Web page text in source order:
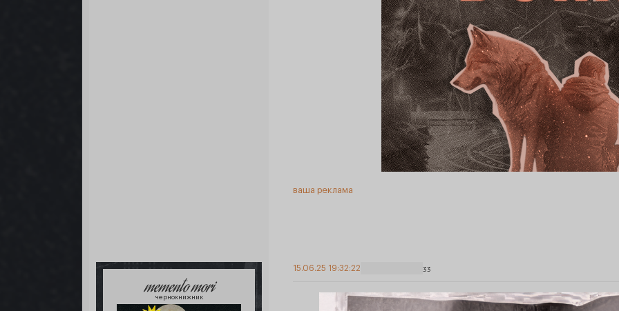
ваша реклама
memento mori
чернокнижник
33
15.06.25 19:32:22